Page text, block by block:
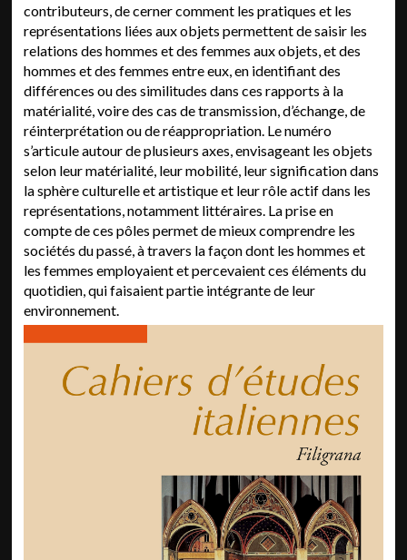
contributeurs, de cerner comment les pratiques et les
représentations liées aux objets permettent de saisir les
relations des hommes et des femmes aux objets, et des
hommes et des femmes entre eux, en identifiant des
différences ou des similitudes dans ces rapports à la
matérialité, voire des cas de transmission, d’échange, de
réinterprétation ou de réappropriation. Le numéro
s’articule autour de plusieurs axes, envisageant les objets
selon leur matérialité, leur mobilité, leur signification dans
la sphère culturelle et artistique et leur rôle actif dans les
représentations, notamment littéraires. La prise en
compte de ces pôles permet de mieux comprendre les
sociétés du passé, à travers la façon dont les hommes et
les femmes employaient et percevaient ces éléments du
quotidien, qui faisaient partie intégrante de leur
environnement.